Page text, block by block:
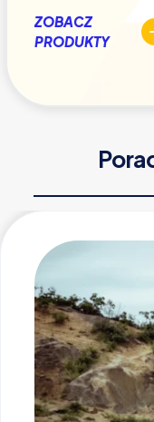
ZOBACZ
PRODUKTY